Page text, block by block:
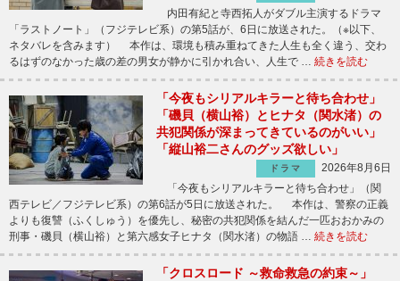
内田有紀と寺西拓人がダブル主演するドラマ
「ラストノート」（フジテレビ系）の第5話が、6日に放送された。（※以下、
ネタバレを含みます） 本作は、環境も積み重ねてきた人生も全く違う、交わ
るはずのなかった歳の差の男女が静かに引かれ合い、人生で … 続きを読む
「今夜もシリアルキラーと待ち合わせ」
「磯貝（横山裕）とヒナタ（関水渚）の
共犯関係が深まってきているのがいい」
「縦山裕二さんのグッズ欲しい」
ドラマ
2026年8月6日
「今夜もシリアルキラーと待ち合わせ」（関
西テレビ／フジテレビ系）の第6話が5日に放送された。 本作は、警察の正義
よりも復讐（ふくしゅう）を優先し、秘密の共犯関係を結んだ一匹おおかみの
刑事・磯貝（横山裕）と第六感女子ヒナタ（関水渚）の物語 … 続きを読む
「クロスロード ～救命救急の約束～」